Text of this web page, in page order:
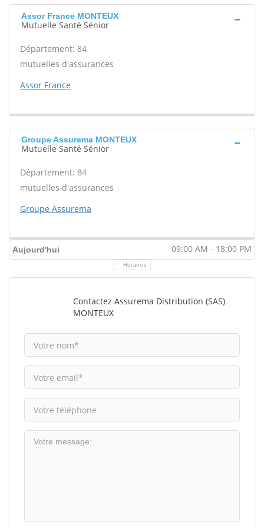
Assor France MONTEUX
Mutuelle Santé Sénior
Département: 84
mutuelles d'assurances
Assor France
Groupe Assurema MONTEUX
Mutuelle Santé Sénior
Département: 84
mutuelles d'assurances
Groupe Assurema
Aujourd'hui 09:00 AM - 18:00 PM
Horaires
Contactez Assurema Distribution (SAS)
MONTEUX